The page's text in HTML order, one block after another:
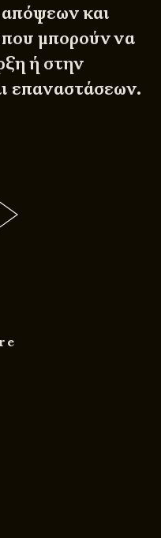
και
μπορούν να
ή στην
επαναστάσεων.